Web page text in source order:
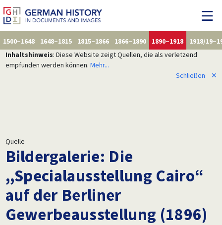
1500–1648 1648–1815 1815–1866 1866–1890 1890–1918
1918/
Inhaltshinweis: Diese Website zeigt Quellen, die als verletzend
empfunden werden können. Mehr...
Schließen
✕
Quelle
Bildergalerie: Die
,,Specialausstellung Cairo“
auf der Berliner
Gewerbeausstellung (1896)